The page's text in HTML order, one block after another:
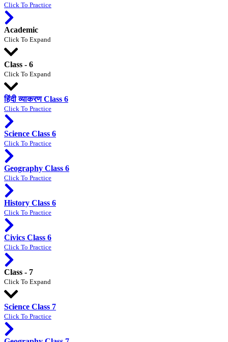
Click To Practice
Academic
Click To Expand
Class - 6
Click To Expand
हिंदी व्याकरण Class 6
Click To Practice
Science Class 6
Click To Practice
Geography Class 6
Click To Practice
History Class 6
Click To Practice
Civics Class 6
Click To Practice
Class - 7
Click To Expand
Science Class 7
Click To Practice